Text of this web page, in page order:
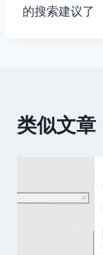
的搜索建议了
类似文章